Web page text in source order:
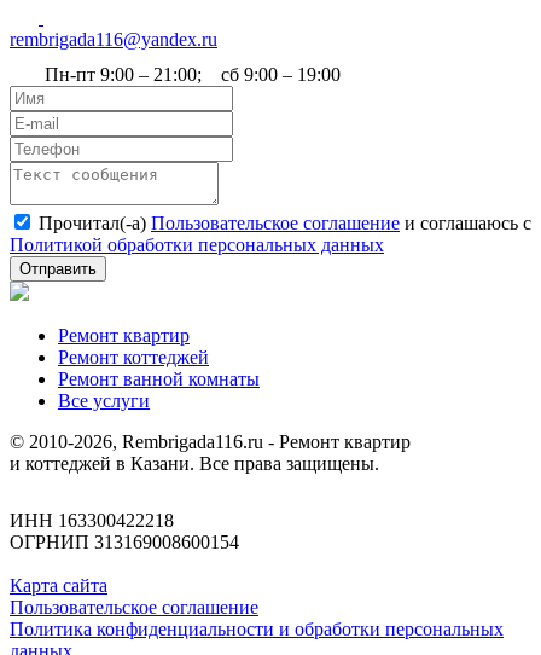
rembrigada116@yandex.ru
Пн-пт 9:00 – 21:00; сб 9:00 – 19:00
Прочитал(-а) Пользовательское соглашение и соглашаюсь с
Политикой обработки персональных данных
Отправить
Ремонт квартир
Ремонт коттеджей
Ремонт ванной комнаты
Все услуги
© 2010-2026, Rembrigada116.ru - Ремонт квартир
и коттеджей в Казани. Все права защищены.
ИНН 163300422218
ОГРНИП 313169008600154
Карта сайта
Пользовательское соглашение
Политика конфиденциальности и обработки персональных